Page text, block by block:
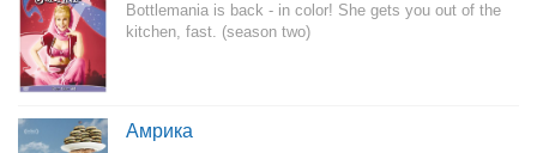
Bottlemania is back - in color! She gets you out of the
kitchen, fast. (season two)
Амрика